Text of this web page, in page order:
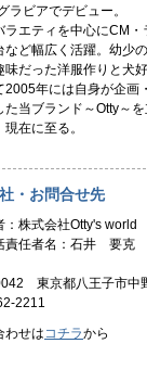
ラビアでデビュー。
ラエティを中心にCM・
など幅広く活躍。幼少
味だった洋服作りと犬
2005年には自身が企画
た当ブランド～Otty～を
在に至る。
・お問合せ先
：株式会社Otty's world
責任者名：石井 要克
東京都八王子市中
2211
わせはコチラから